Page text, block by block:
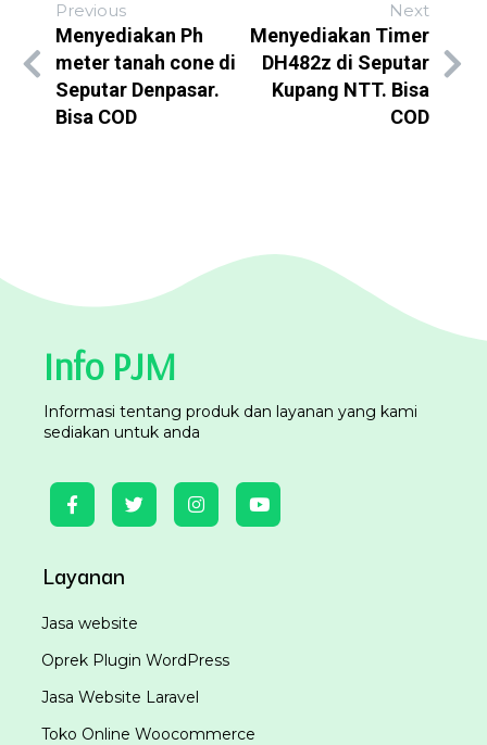
Previous
Menyediakan Ph
meter tanah cone di
Seputar Denpasar.
Bisa COD
Next
Menyediakan Timer
DH482z di Seputar
Kupang NTT. Bisa
COD
Info PJM
Informasi tentang produk dan layanan yang kami
sediakan untuk anda
Layanan
Jasa website
Oprek Plugin WordPress
Jasa Website Laravel
Toko Online Woocommerce